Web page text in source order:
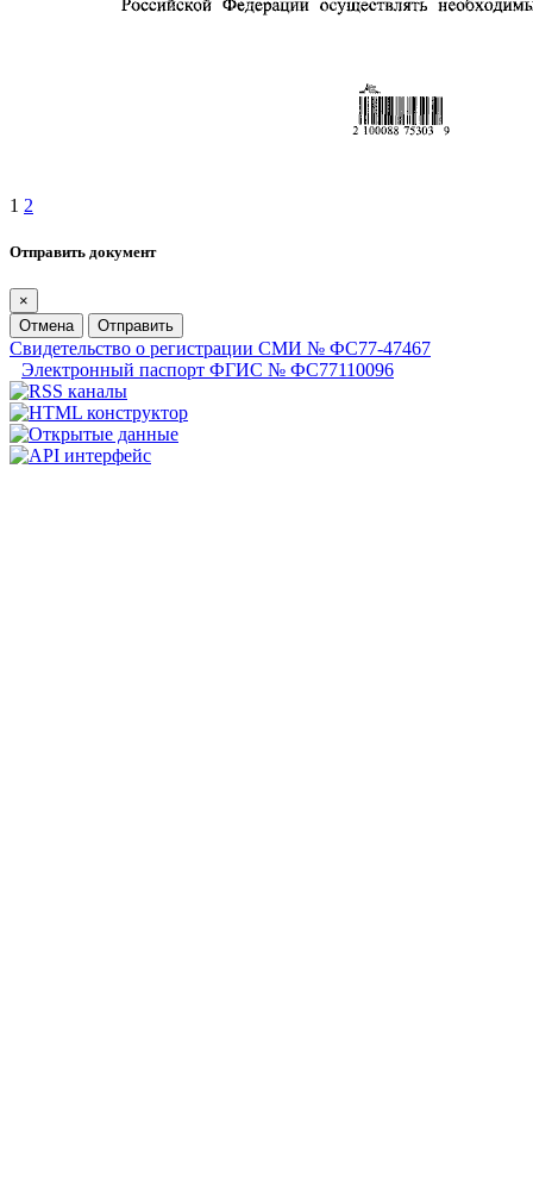
1 2
Отправить документ
×
Отмена
Отправить
Свидетельство о регистрации СМИ № ФС77-47467
Электронный паспорт ФГИС № ФС77110096